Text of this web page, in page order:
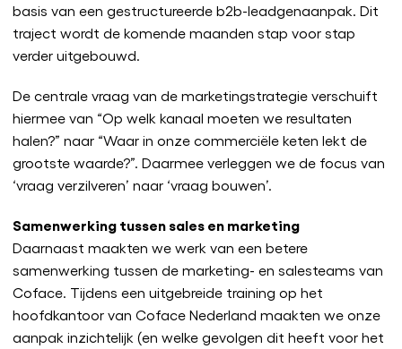
basis van een gestructureerde b2b-leadgenaanpak. Dit
traject wordt de komende maanden stap voor stap
verder uitgebouwd.
De centrale vraag van de marketingstrategie verschuift
hiermee van “Op welk kanaal moeten we resultaten
halen?” naar “Waar in onze commerciële keten lekt de
grootste waarde?”. Daarmee verleggen we de focus van
‘vraag verzilveren’ naar ‘vraag bouwen’.
Samenwerking tussen sales en marketing
Daarnaast maakten we werk van een betere
samenwerking tussen de marketing- en salesteams van
Coface. Tijdens een uitgebreide training op het
hoofdkantoor van Coface Nederland maakten we onze
aanpak inzichtelijk (en welke gevolgen dit heeft voor het